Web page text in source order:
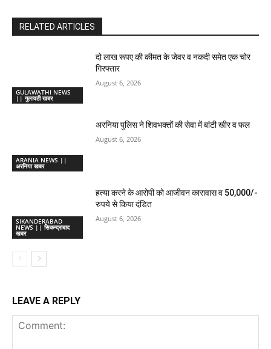
RELATED ARTICLES
GULAWATHI NEWS
|| गुलावठी खबर
दो लाख रूपए की कीमत के जेवर व नकदी समेत एक चोर
गिरफ्तार
August 6, 2026
ARANIA NEWS ||
अरनिया खबर
अरनिया पुलिस ने शिवभक्तों की सेवा में बांटी खीर व फल
August 6, 2026
SIKANDERABAD
NEWS || सिकन्द्राबाद
खबर
हत्या करने के आरोपी को आजीवन कारावास व 50,000/-
रुपये से किया दंडित
August 6, 2026
LEAVE A REPLY